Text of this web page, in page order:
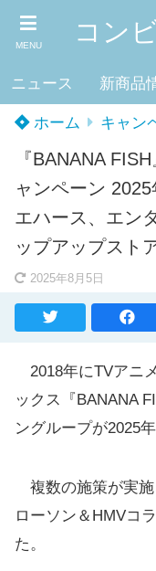
MENU コン
ニュース 新商品
ホーム キャン
『BANANA
ャンペーン
エハース、エン
ップアップスト
2025年8月5日
2018年にTVアニ
ックス『BANANA
ングループが2025
複数の施策が実施
ローソン＆HMVコ
た。